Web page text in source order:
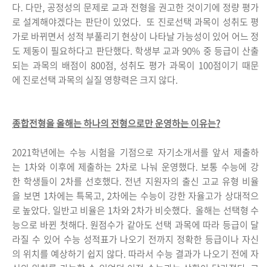
다. 다만, 공정성의 문제로 교과 전형을 권고한 것이기에 정량 평가
로 설계해야겠다는 판단이 있었다. 또 진로선택 과목이 성취도 평
가로 바뀌면서 성적 부풀리기 현상이 나타날 가능성이 있어 어느 정
도 제동이 필요하다고 판단했다. 학생부 교과 90% 중 등급이 산출
되는 과목의 배점이 800점, 성취도 평가 과목이 100점이기 때문
에 진로선택 과목의 실질 영향력은 크지 않다.
종합전형을 올해는 하나의 전형으로만 운영하는 이유는?
2021학년에는 수능 시험을 기점으로 자기소개서를 앞서 제출하
는 1차와 이후에 제출하는 2차로 나눠 운영했다. 보통 수능에 강
한 학생들이 2차를 선호했다. 전년 지원자의 출신 고교 유형 비율
을 보면 1차에는 특목고, 2차에는 수능이 강한 자율고가 상대적으
로 높았다. 일반고 비율은 1차와 2차가 비슷했다. 올해는 선택형 수
능으로 바뀐 첫해다. 원점수가 같아도 선택 과목에 따라 등급이 달
라질 수 있어 수능 성적표가 나오기 전까지 정확한 등급이나 자신
의 위치를 예상하기 쉽지 않다. 따라서 수능 결과가 나오기 전에 자